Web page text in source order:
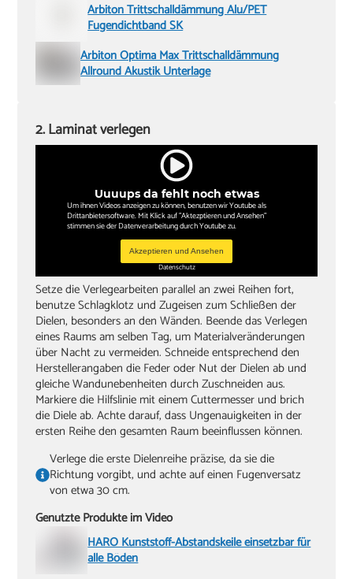
Arbiton Trittschalldämmung Alu/PET
Fugendichtband SK
Arbiton Optima Max Trittschalldämmung
Allround Akustik Unterlage
Uuuups da fehlt noch etwas
Um ihnen Videos anzeigen zu können, benutzen wir Youtube als
Drittanbietersoftware. Mit Klick auf "Aktezptieren und Ansehen"
stimmen sie der Datenverarbeitung durch Youtube zu.
Akzeptieren und Ansehen
Datenschutz
2. Laminat verlegen
Setze die Verlegearbeiten parallel an zwei Reihen fort,
benutze Schlagklotz und Zugeisen zum Schließen der
Dielen, besonders an den Wänden. Beende das Verlegen
eines Raums am selben Tag, um Materialveränderungen
über Nacht zu vermeiden. Schneide entsprechend den
Herstellerangaben die Feder oder Nut der Dielen ab und
gleiche Wandunebenheiten durch Zuschneiden aus.
Markiere die Hilfslinie mit einem Cuttermesser und brich
die Diele ab. Achte darauf, dass Ungenauigkeiten in der
ersten Reihe den gesamten Raum beeinflussen können.
Verlege die erste Dielenreihe präzise, da sie die
Richtung vorgibt, und achte auf einen Fugenversatz
von etwa 30 cm.
Genutzte Produkte im Video
HARO Kunststoff-Abstandskeile einsetzbar für
alle Böden